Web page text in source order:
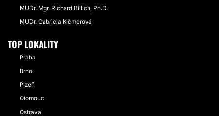
MUDr. Mgr. Richard Billich, Ph.D.
MUDr. Gabriela Kičmerová
TOP LOKALITY
Praha
Brno
Plzeň
Olomouc
Ostrava